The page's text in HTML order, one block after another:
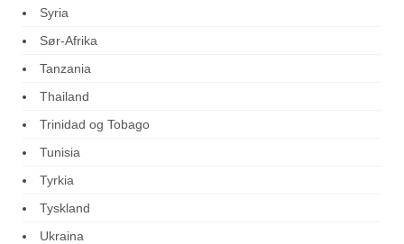
Syria
Sør-Afrika
Tanzania
Thailand
Trinidad og Tobago
Tunisia
Tyrkia
Tyskland
Ukraina